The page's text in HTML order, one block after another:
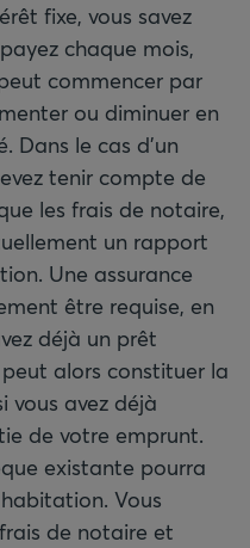
fixe, vous savez
chaque mois,
commencer par
ou diminuer en
Dans le cas d’un
tenir compte de
les frais de notaire,
un rapport
Une assurance
être requise, en
déjà un prêt
alors constituer la
vous avez déjà
de votre emprunt.
existante pourra
Vous
de notaire et